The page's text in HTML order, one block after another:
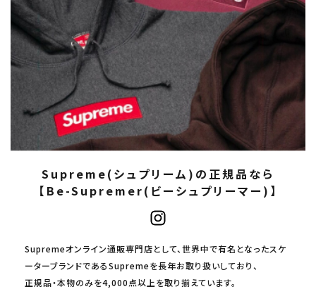
Supreme(シュプリーム)の正規品なら
【Be-Supremer(ビーシュプリーマー)】
Supremeオンライン通販専門店として、世界中で有名となったスケ
ーターブランドであるSupremeを長年お取り扱いしており、
正規品・本物のみを4,000点以上を取り揃えています。